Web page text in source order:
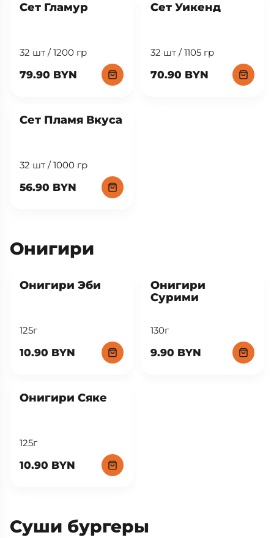
Сет Гламур
32 шт / 1200 гр
79.90 BYN
Сет Уикенд
32 шт / 1105 гр
70.90 BYN
Сет Пламя Вкуса
32 шт / 1000 гр
56.90 BYN
Онигири
Онигири Эби
125г
10.90 BYN
Онигири
Сурими
130г
9.90 BYN
Онигири Сяке
125г
10.90 BYN
Суши бургеры